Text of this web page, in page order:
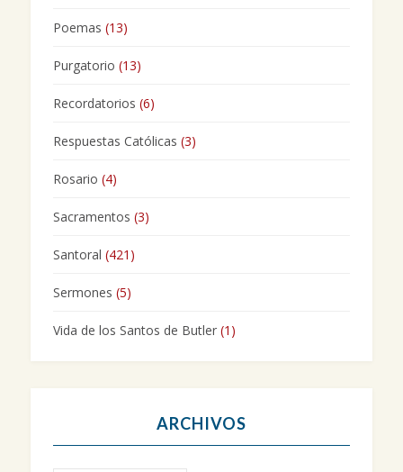
Poemas (13)
Purgatorio (13)
Recordatorios (6)
Respuestas Católicas (3)
Rosario (4)
Sacramentos (3)
Santoral (421)
Sermones (5)
Vida de los Santos de Butler(1)
ARCHIVOS